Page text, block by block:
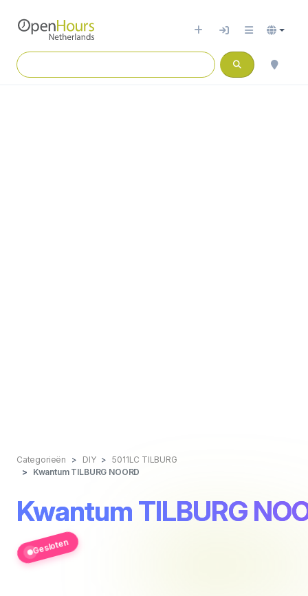
Categorieën DIY
5011LC TILBURG
Kwantum TILBURG NOORD
Kwantum TILBURG
Gesloten